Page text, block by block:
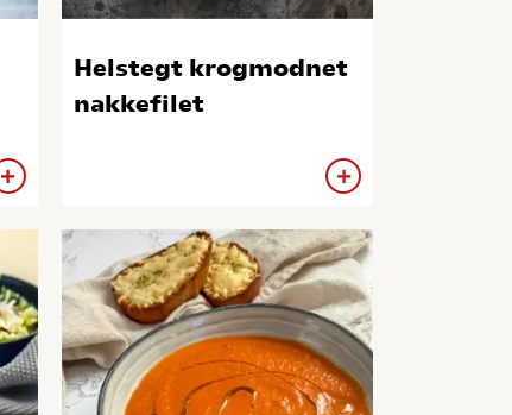
Helstegt krogmodnet
nakkefilet